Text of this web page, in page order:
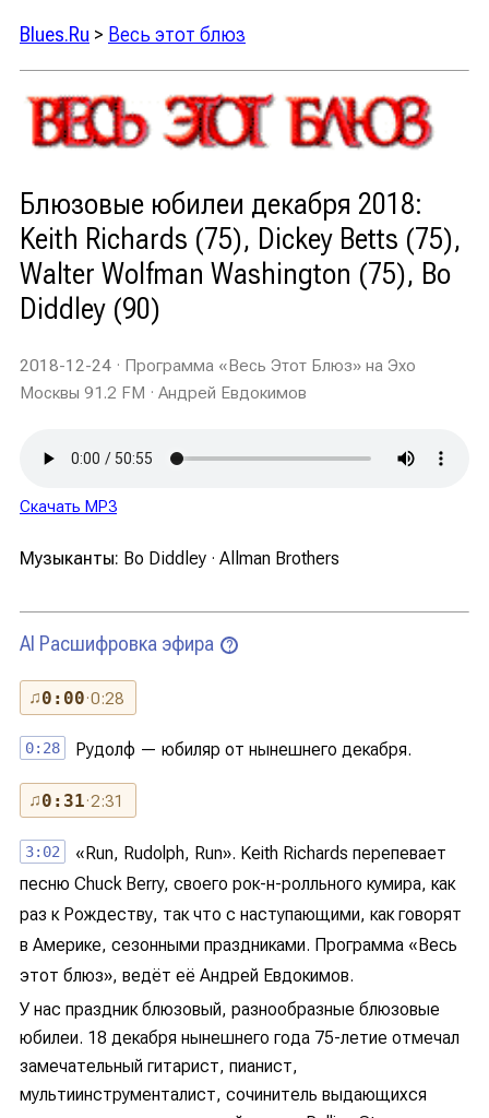
Blues.Ru > Весь этот блюз
Блюзовые юбилеи декабря 2018:
Keith Richards (75), Dickey Betts (75),
Walter Wolfman Washington (75), Bo
Diddley (90)
2018-12-24 · Программа «Весь Этот Блюз» на Эхо
Москвы 91.2 FM · Андрей Евдокимов
Скачать MP3
Музыканты: Bo Diddley · Allman Brothers
AI Расшифровка эфира ?
♫0:00· 0:28
0:28 Рудолф — юбиляр от нынешнего декабря.
♫0:31· 2:31
3:02
«Run, Rudolph, Run». Keith Richards перепевает
песню Chuck Berry, своего рок-н-ролльного кумира, как
раз к Рождеству, так что с наступающими, как говорят
в Америке, сезонными праздниками. Программа «Весь
этот блюз», ведёт её Андрей Евдокимов.
У нас праздник блюзовый, разнообразные блюзовые
юбилеи. 18 декабря нынешнего года 75-летие отмечал
замечательный гитарист, пианист,
мультиинструменталист, сочинитель выдающихся